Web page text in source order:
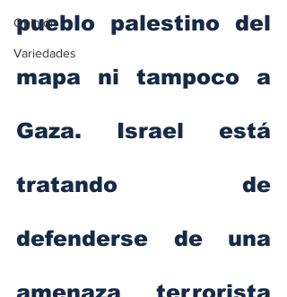
Opinión
Variedades
pueblo palestino del
mapa ni tampoco a
Gaza. Israel está
tratando de
defenderse de una
amenaza terrorista